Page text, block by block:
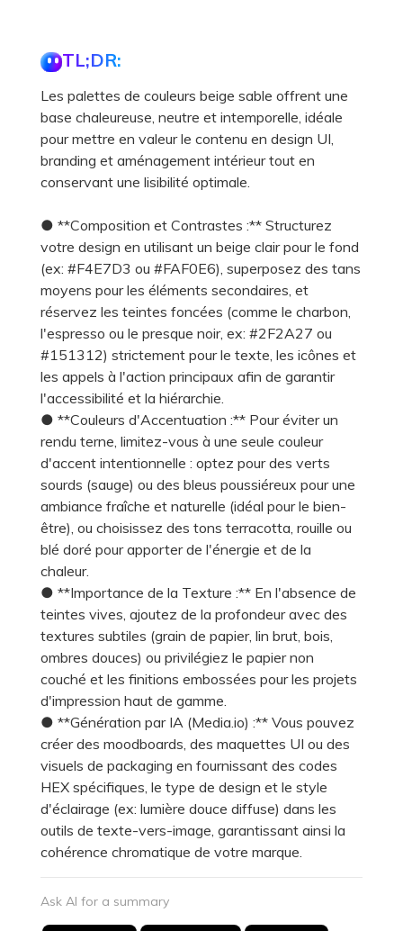
TL;DR:
Les palettes de couleurs beige sable offrent une
base chaleureuse, neutre et intemporelle, idéale
pour mettre en valeur le contenu en design UI,
branding et aménagement intérieur tout en
conservant une lisibilité optimale.
● **Composition et Contrastes :** Structurez
votre design en utilisant un beige clair pour le fond
(ex: #F4E7D3 ou #FAF0E6), superposez des tans
moyens pour les éléments secondaires, et
réservez les teintes foncées (comme le charbon,
l'espresso ou le presque noir, ex: #2F2A27 ou
#151312) strictement pour le texte, les icônes et
les appels à l'action principaux afin de garantir
l'accessibilité et la hiérarchie.
● **Couleurs d'Accentuation :** Pour éviter un
rendu terne, limitez-vous à une seule couleur
d'accent intentionnelle : optez pour des verts
sourds (sauge) ou des bleus poussiéreux pour une
ambiance fraîche et naturelle (idéal pour le bien-
être), ou choisissez des tons terracotta, rouille ou
blé doré pour apporter de l'énergie et de la
chaleur.
● **Importance de la Texture :** En l'absence de
teintes vives, ajoutez de la profondeur avec des
textures subtiles (grain de papier, lin brut, bois,
ombres douces) ou privilégiez le papier non
couché et les finitions embossées pour les projets
d'impression haut de gamme.
● **Génération par IA (Media.io) :** Vous pouvez
créer des moodboards, des maquettes UI ou des
visuels de packaging en fournissant des codes
HEX spécifiques, le type de design et le style
d'éclairage (ex: lumière douce diffuse) dans les
outils de texte-vers-image, garantissant ainsi la
cohérence chromatique de votre marque.
Ask AI for a summary